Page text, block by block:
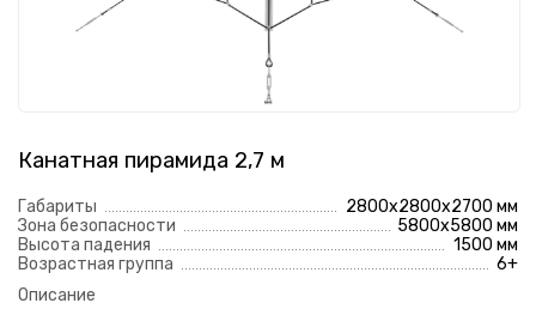
Канатная пирамида 2,7 м
Габариты
2800х2800х2700 мм
Зона безопасности
5800х5800 мм
Высота падения
1500 мм
Возрастная группа
6+
Описание
Нажимая на кнопку, вы даете согласие на
конфиденциальности